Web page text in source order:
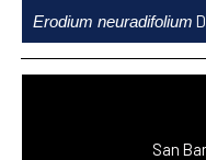
contenido
Erodium neuradifolium
San